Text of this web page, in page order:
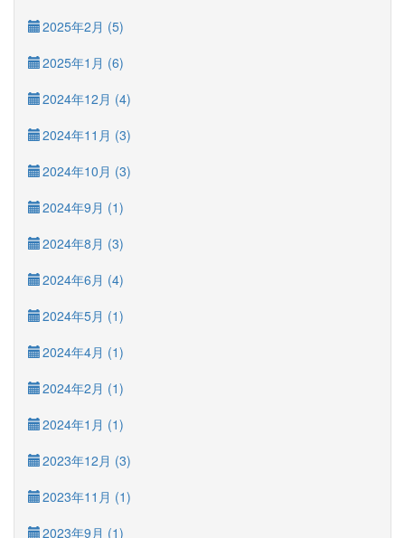
2025年2月 (5)
2025年1月 (6)
2024年12月 (4)
2024年11月 (3)
2024年10月 (3)
2024年9月 (1)
2024年8月 (3)
2024年6月 (4)
2024年5月 (1)
2024年4月 (1)
2024年2月 (1)
2024年1月 (1)
2023年12月 (3)
2023年11月 (1)
2023年9月 (1)